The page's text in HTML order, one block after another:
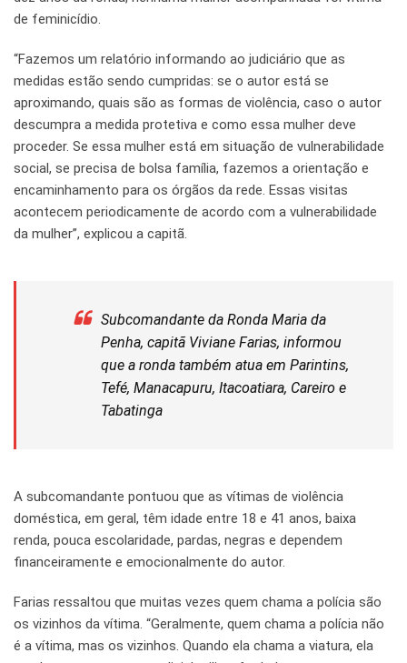
de feminicídio.
“Fazemos um relatório informando ao judiciário que as
medidas estão sendo cumpridas: se o autor está se
aproximando, quais são as formas de violência, caso o autor
descumpra a medida protetiva e como essa mulher deve
proceder. Se essa mulher está em situação de vulnerabilidade
social, se precisa de bolsa família, fazemos a orientação e
encaminhamento para os órgãos da rede. Essas visitas
acontecem periodicamente de acordo com a vulnerabilidade
da mulher”, explicou a capitã.
Subcomandante da Ronda Maria da
Penha, capitã Viviane Farias, informou
que a ronda também atua em Parintins,
Tefé, Manacapuru, Itacoatiara, Careiro e
Tabatinga
A subcomandante pontuou que as vítimas de violência
doméstica, em geral, têm idade entre 18 e 41 anos, baixa
renda, pouca escolaridade, pardas, negras e dependem
financeiramente e emocionalmente do autor.
Farias ressaltou que muitas vezes quem chama a polícia são
os vizinhos da vítima. “Geralmente, quem chama a polícia não
é a vítima, mas os vizinhos. Quando ela chama a viatura, ela